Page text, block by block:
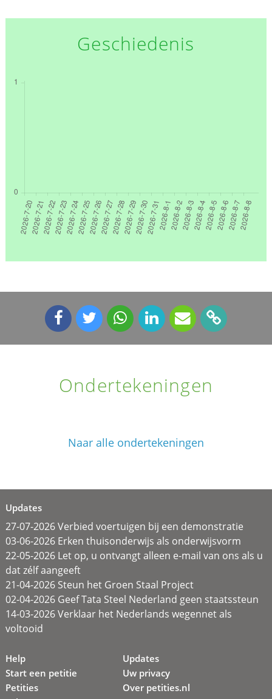
Geschiedenis
Ondertekeningen
Naar alle ondertekeningen
Updates
27-07-2026 Verbied voertuigen bij een demonstratie
03-06-2026 Erken thuisonderwijs als onderwijsvorm
22-05-2026 Let op, u ontvangt alleen e-mail van ons als u
dat zélf aangeeft
21-04-2026 Steun het Groen Staal Project
02-04-2026 Geef Tata Steel Nederland geen staatssteun
14-03-2026 Verklaar het Nederlands wegennet als
voltooid
Help
Start een petitie
Petities
Updates
Uw privacy
Over petities.nl